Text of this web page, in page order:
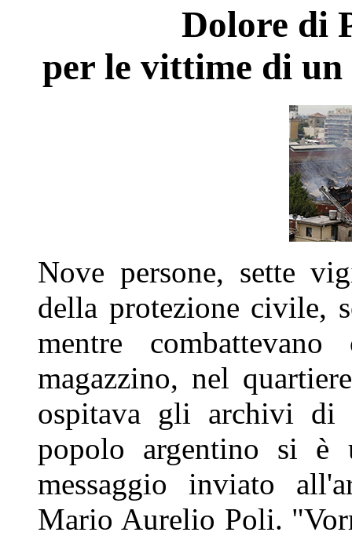
Dolore di
per le vittime di un
Nove persone, sette
della protezione civile,
mentre
magazzino, nel
ospitava gli archivi di
popolo argentino si è
messaggio inviato
Mario Aurelio Poli.